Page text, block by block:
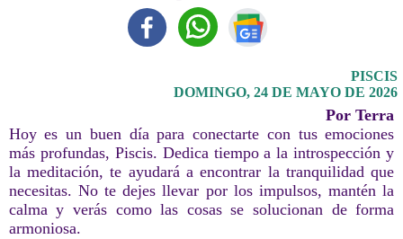
PISCIS
DOMINGO, 24 DE MAYO DE 2026
Por Terra
Hoy es un buen día para conectarte con tus emociones
más profundas, Piscis. Dedica tiempo a la introspección y
la meditación, te ayudará a encontrar la tranquilidad que
necesitas. No te dejes llevar por los impulsos, mantén la
calma y verás como las cosas se solucionan de forma
armoniosa.